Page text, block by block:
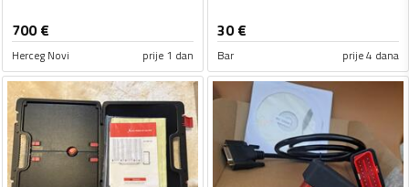
700€
Herceg Novi prije 1 dan
30€
Bar prije 4 dana